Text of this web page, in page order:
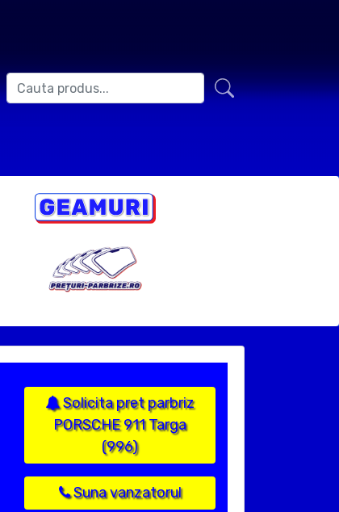
Solicita pret parbriz
PORSCHE 911 Targa
(996)
Suna vanzatorul